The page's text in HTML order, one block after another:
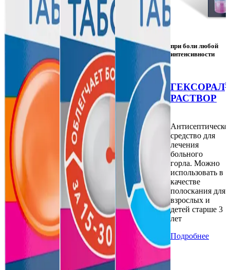
при боли любой
интенсивности
ГЕКСОРАЛ
РАСТВОР
средство для
лечения
больного
горла. Можно
использовать в
качестве
полоскания для
взрослых и
детей старше 3
лет
Подробнее